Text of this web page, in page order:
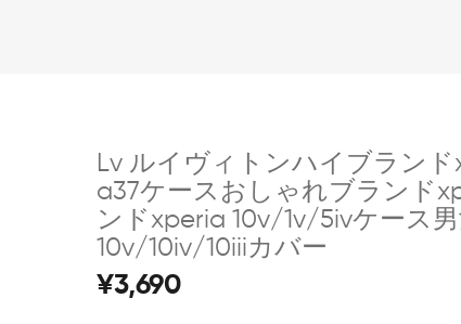
Lv ルイヴィトンハイブラン
a37ケースおしゃれブランド
ンドxperia 10v/1v/5ivケース
10v/10iv/10iiiカバー
¥3,690